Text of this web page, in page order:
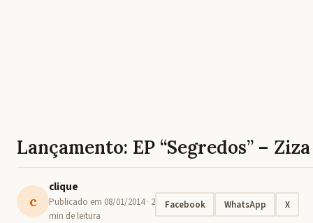
Lançamento: EP “Segredos” –
c
clique
Publicado em 08/01/2014· 2
min de leitura
Facebook WhatsApp X